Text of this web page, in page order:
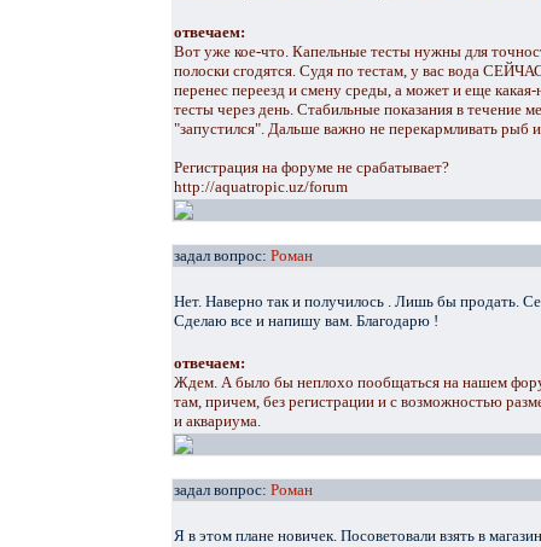
отвечаем:
Вот уже кое-что. Капельные тесты нужны для
полоски сгодятся. Судя по тестам, у вас вода
перенес переезд и смену среды, а может и еще
тесты через день. Стабильные показания в течение
"запустился". Дальше важно не перекармливать рыб
Регистрация на форуме не срабатывает?
http://aquatropic.uz/forum
задал вопрос: Роман
Нет. Наверно так и получилось . Лишь бы продать.
Сделаю все и напишу вам. Благодарю !
отвечаем:
Ждем. А было бы неплохо пообщаться на нашем
там, причем, без регистрации и с возможностью
и аквариума.
задал вопрос: Роман
Я в этом плане новичек. Посоветовали взять в